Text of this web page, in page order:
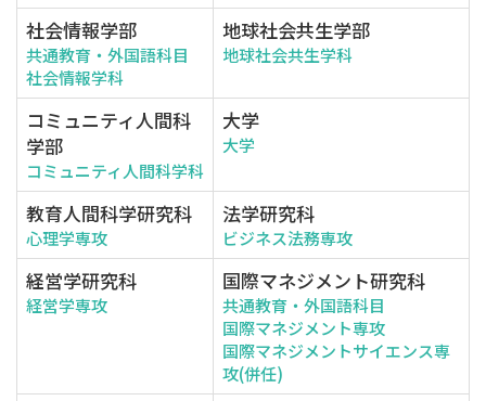
社会情報学部
共通教育・外国語科目
社会情報学科
地球社会共生学部
地球社会共生学科
コミュニティ人間科
学部
コミュニティ人間科学科
大学
大学
教育人間科学研究科
心理学専攻
法学研究科
ビジネス法務専攻
経営学研究科
経営学専攻
国際マネジメント研究科
共通教育・外国語科目
国際マネジメント専攻
国際マネジメントサイエンス専
攻(併任)